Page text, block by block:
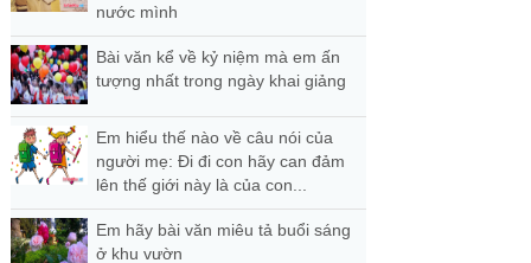
nước mình
Bài văn kể về kỷ niệm mà em ấn
tượng nhất trong ngày khai giảng
Em hiểu thế nào về câu nói của
người mẹ: Đi đi con hãy can đảm
lên thế giới này là của con...
Em hãy bài văn miêu tả buổi sáng
ở khu vườn